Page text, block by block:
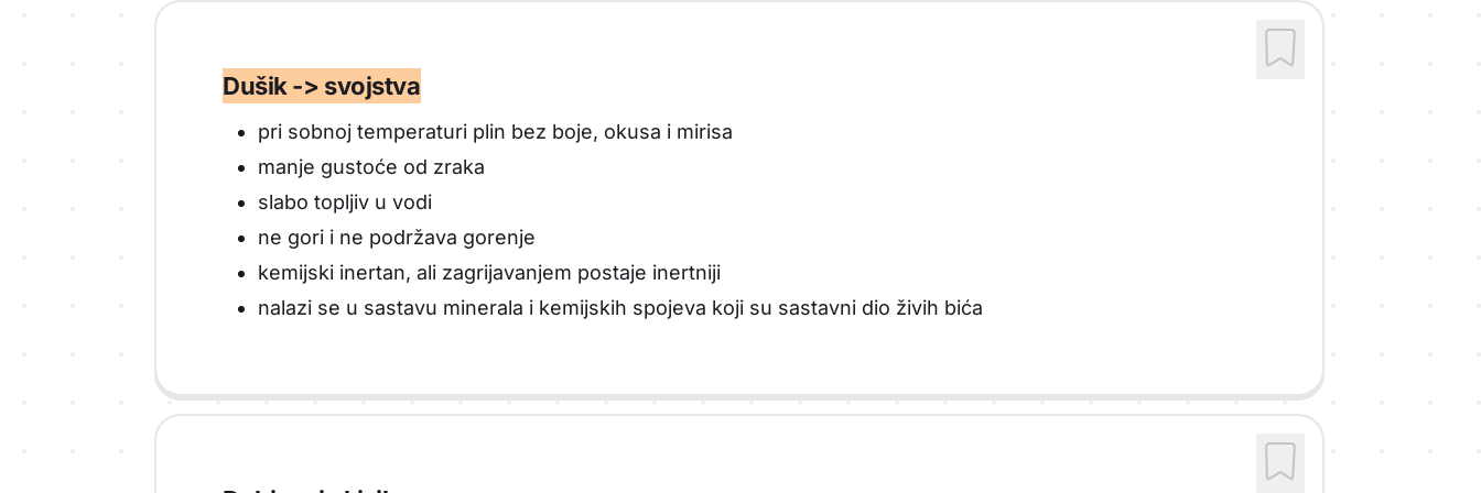
Dušik -> svojstva
pri sobnoj temperaturi plin bez boje, okusa i mirisa
manje gustoće od zraka
slabo topljiv u vodi
ne gori i ne podržava gorenje
kemijski inertan, ali zagrijavanjem postaje inertniji
nalazi se u sastavu minerala i kemijskih spojeva koji su sastavni dio živih bića